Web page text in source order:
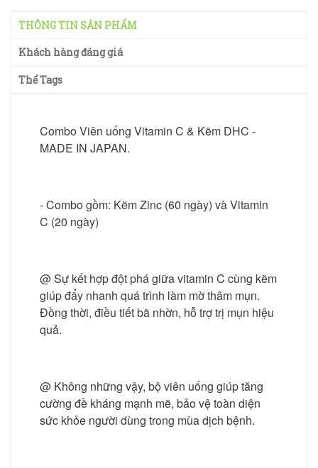
THÔNG TIN SẢN PHẨM
Khách hàng đáng giá
Thể Tags
Combo Viên uống Vitamin C & Kẽm DHC -
MADE IN JAPAN.
- Combo gồm: Kẽm Zinc (60 ngày) và Vitamin
C (20 ngày)
@ Sự kết hợp đột phá giữa vitamin C cùng kẽm
giúp đẩy nhanh quá trình làm mờ thâm mụn.
Đồng thời, điều tiết bã nhờn, hỗ trợ trị mụn hiệu
quả.
@ Không những vậy, bộ viên uống giúp tăng
cường đề kháng mạnh mẽ, bảo vệ toàn diện
sức khỏe người dùng trong mùa dịch bệnh.